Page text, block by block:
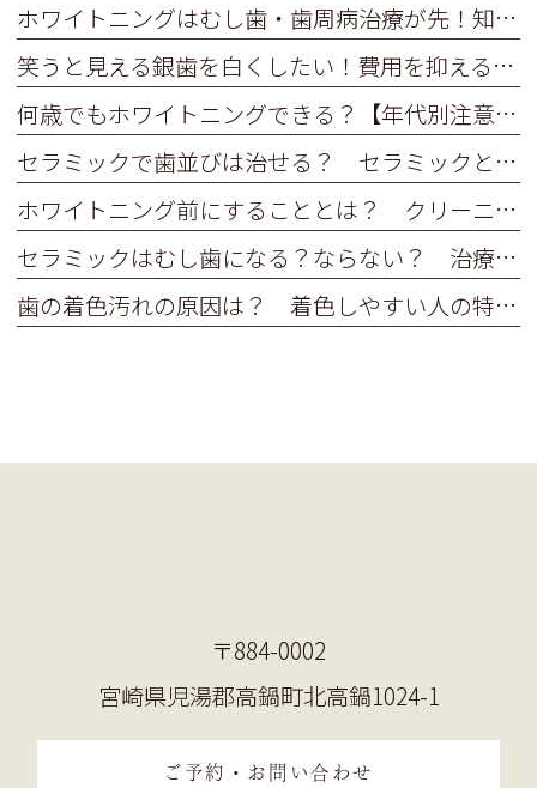
ホワイトニングはむし歯・歯周病治療が先！知っておきたい正しい順番と理由
笑うと見える銀歯を白くしたい！費用を抑える保険治療と選択肢
何歳でもホワイトニングできる？【年代別注意点】
セラミックで歯並びは治せる？ セラミックと矯正、どっちがいい？
ホワイトニング前にすることとは？ クリーニングや歯みがきってするべき？
セラミックはむし歯になる？ならない？ 治療後のメンテナンスが大切な理由
歯の着色汚れの原因は？ 着色しやすい人の特徴ってあるの？
〒884-0002
宮崎県児湯郡高鍋町北高鍋1024-1
ご予約・お問い合わせ